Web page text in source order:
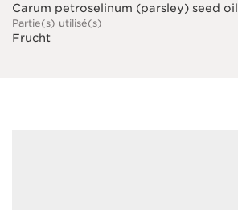
Carum petroselinum (parsley) seed oil
Partie(s) utilisé(s)
Frucht